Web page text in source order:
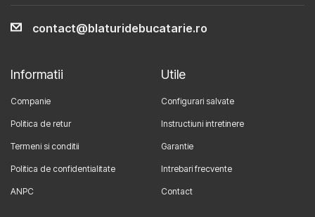
contact@blaturidebucatarie.ro
Informatii
Companie
Politica de retur
Termeni si conditii
Politica de confidentialitate
ANPC
Utile
Configurari salvate
Instructiuni intretinere
Garantie
Intrebari frecvente
Contact